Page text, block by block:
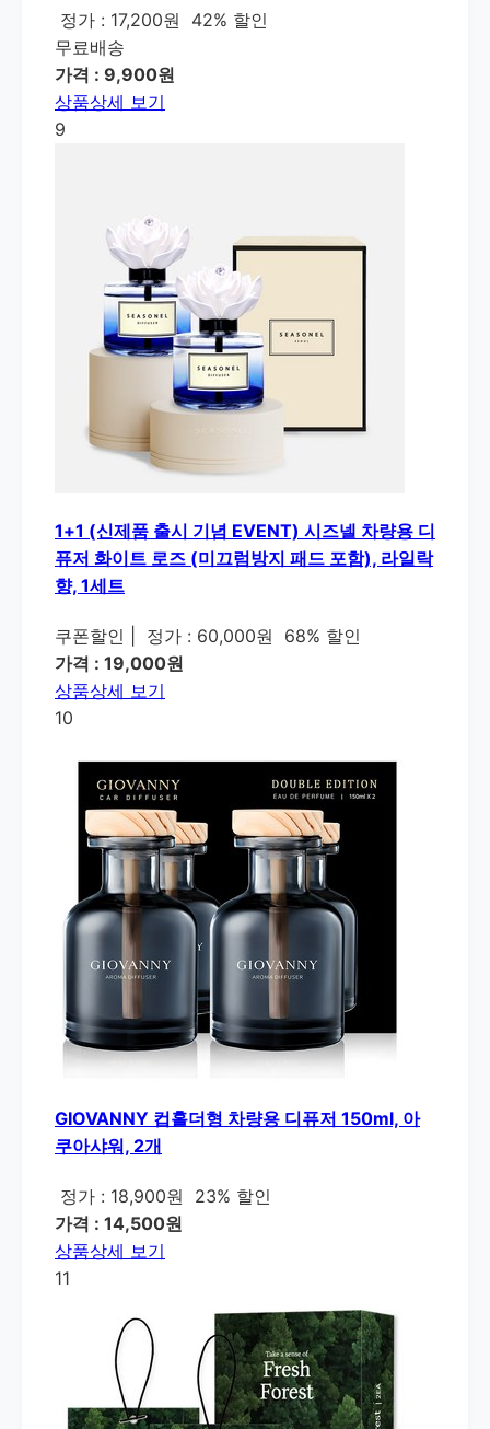
정가 : 17,200원
42% 할인
무료배송
가격 : 9,900원
상품상세 보기
9
1+1 (신제품 출시 기념 EVENT) 시즈넬 차량용 디
퓨저 화이트 로즈 (미끄럼방지 패드 포함), 라일락
향, 1세트
쿠폰할인 정가 : 60,000원
68% 할인
가격 : 19,000원
상품상세 보기
10
GIOVANNY 컵홀더형 차량용 디퓨저 150ml, 아
쿠아샤워, 2개
정가 : 18,900원
23% 할인
가격 : 14,500원
상품상세 보기
11